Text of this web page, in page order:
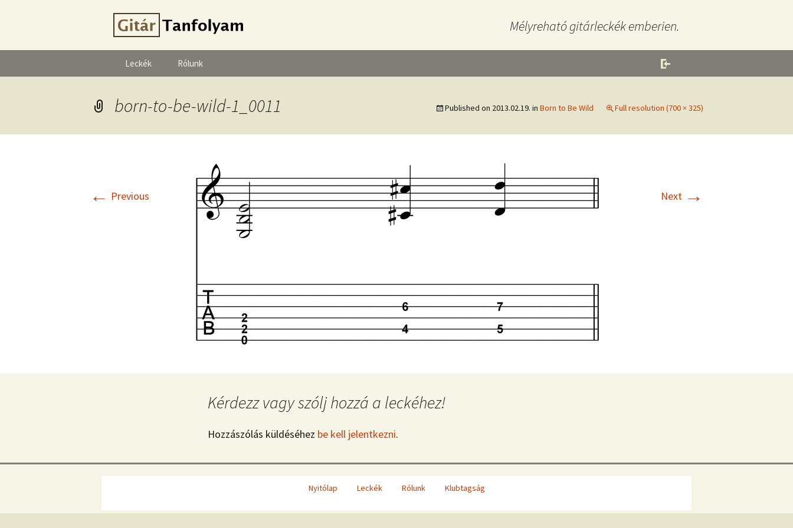
Mélyreható gitárleckék emberien.
Leckék Rólunk
born-to-be-wild-1_0011 Published on 2013.02.19. in Born to Be Wild Full resolution (700 × 325)
← Previous Next →
Kérdezz vagy szólj hozzá a leckéhez!
Hozzászólás küldéséhez be kell jelentkezni.
Nyitólap Leckék Rólunk Klubtagság